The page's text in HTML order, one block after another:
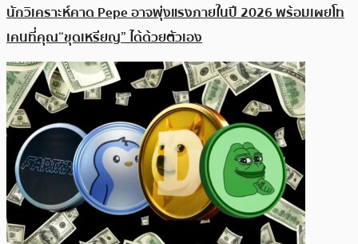
นักวิเคราะห์คาด Pepe อาจพุ่งแรงภายในปี 2026 พร้อมเผยโท
เคนที่คุณ“ขุดเหรียญ” ได้ด้วยตัวเอง